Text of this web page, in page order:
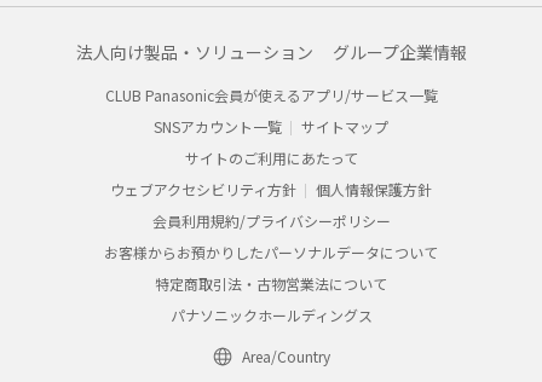
法人向け製品・ソリューション グループ企業情報
CLUB Panasonic会員が使えるアプリ/サービス一覧
SNSアカウント一覧
サイトマップ
サイトのご利用にあたって
ウェブアクセシビリティ方針
個人情報保護方針
会員利用規約/プライバシーポリシー
お客様からお預かりしたパーソナルデータについて
特定商取引法・古物営業法について
パナソニックホールディングス
Area/Country